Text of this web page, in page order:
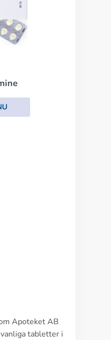
Apoteket AB
tabletter i